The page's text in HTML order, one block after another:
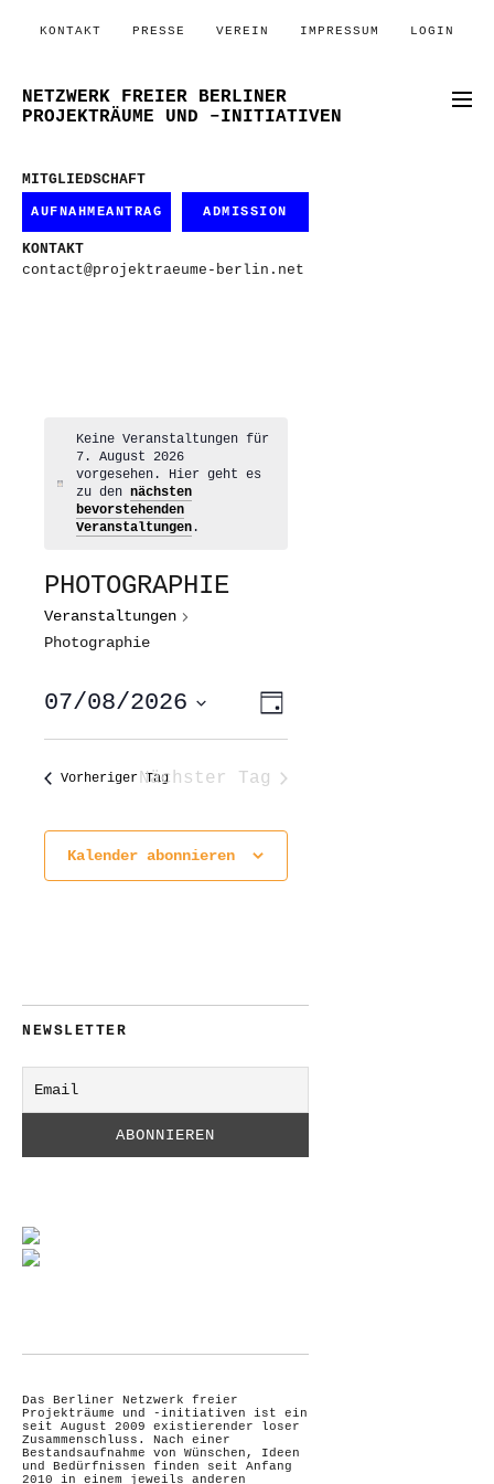
KONTAKT PRESSE VEREIN IMPRESSUM LOGIN
NETZWERK FREIER BERLINER
PROJEKTRÄUME UND –INITIATIVEN
MITGLIEDSCHAFT
AUFNAHMEANTRAG ADMISSION
KONTAKT
contact@projektraeume-berlin.net
Hinweis
Keine Veranstaltungen für
7. August 2026
vorgesehen. Hier geht es
zu den nächsten
bevorstehenden
Veranstaltungen.
PHOTOGRAPHIE
Veranstaltungen
Photographie
ANSICHTEN-
NAVIGATION
VERANSTALTUNG
ANSICHTEN-
Tag
07/08/2026
wählen.
Vorheriger TagNächster Tag
Kalender abonnieren
NEWSLETTER
Das Berliner Netzwerk freier
Projekträume und -initiativen ist ein
seit August 2009 existierender loser
Zusammenschluss. Nach einer
Bestandsaufnahme von Wünschen, Ideen
und Bedürfnissen finden seit Anfang
2010 in einem jeweils anderen